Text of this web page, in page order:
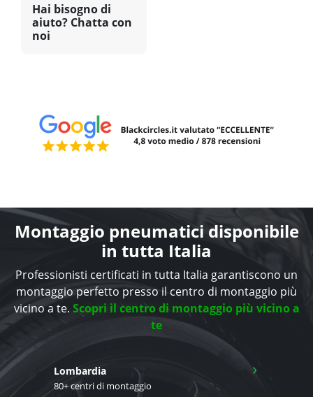
Hai bisogno di
aiuto? Chatta con
noi
Montaggio pneumatici disponibile
in tutta Italia
Professionisti certificati in tutta Italia garantiscono un
montaggio perfetto presso il centro di montaggio più
vicino a te. Scopri il centro di montaggio più vicino a
te
Lombardia
80+ centri di montaggio
›